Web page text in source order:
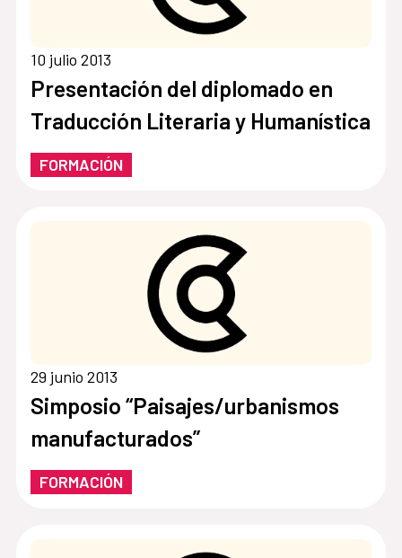
10 julio 2013
Presentación del diplomado en
Traducción Literaria y Humanística
FORMACIÓN
29 junio 2013
Simposio “Paisajes/urbanismos
manufacturados”
FORMACIÓN